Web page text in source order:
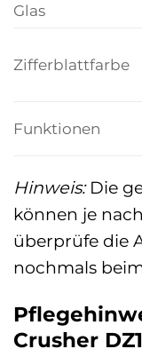
Glas
Zifferblattfarbe
Funktionen
Hinweis:Die
können je
überprüfe die
nochmals
Crusher